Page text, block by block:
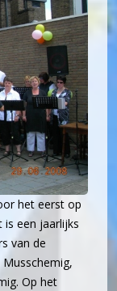
het eerst op
is een jaarlijks
van de
Op het